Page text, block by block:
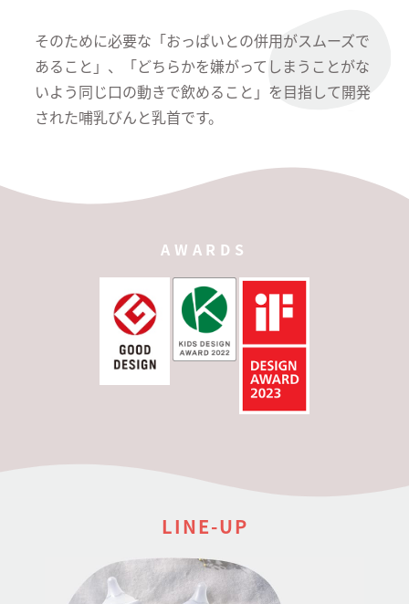
そのために必要な「おっぱいとの併用がスムーズで
あること」、「どちらかを嫌がってしまうことがな
いよう同じ口の動きで飲めること」を目指して開発
された哺乳びんと乳首です。
AWARDS
LINE-UP